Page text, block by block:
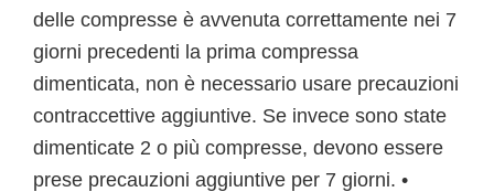
delle compresse è avvenuta correttamente nei 7
giorni precedenti la prima compressa
dimenticata, non è necessario usare precauzioni
contraccettive aggiuntive. Se invece sono state
dimenticate 2 o più compresse, devono essere
prese precauzioni aggiuntive per 7 giorni. •